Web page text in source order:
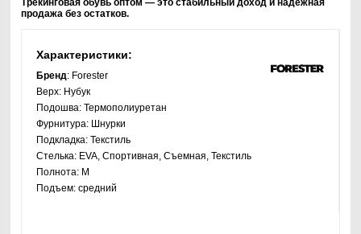
Трекинговая обувь оптом — это стабильный доход и надёжная
продажа без остатков.
Характеристики:
Бренд: Forester
Верх: Нубук
Подошва:Термополиуретан
Фурнитура: Шнурки
Подкладка:Текстиль
Стелька: EVA, Спортивная, Съемная, Текстиль
Полнота: M
Подъем:средний